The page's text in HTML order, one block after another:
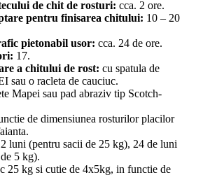
de chit de rosturi: cca. 2 ore.
pentru finisarea chitului: 10 – 20
pietonabil usor: cca. 24 de ore.
17.
a chitului de rost: cu spatula de
sau o racleta de cauciuc.
Mapei sau pad abraziv tip Scotch-
de dimensiunea rosturilor placilor
luni (pentru sacii de 25 kg), 24 de luni
5 kg).
25 kg si cutie de 4x5kg, in functie de